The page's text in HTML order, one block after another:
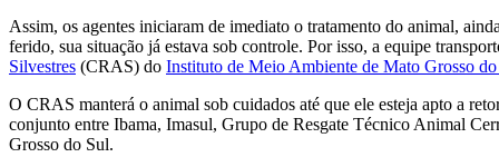
Assim, os agentes iniciaram de imediato o tratamento do animal,
ferido, sua situação já estava sob controle. Por isso, a equipe
Silvestres (CRAS) do Instituto de Meio Ambiente de Mato Grosso
O CRAS manterá o animal sob cuidados até que ele esteja apto a
conjunto entre Ibama, Imasul, Grupo de Resgate Técnico Animal
Grosso do Sul.